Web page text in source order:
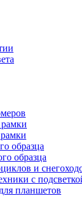
образца
образца
и
с
планшетов